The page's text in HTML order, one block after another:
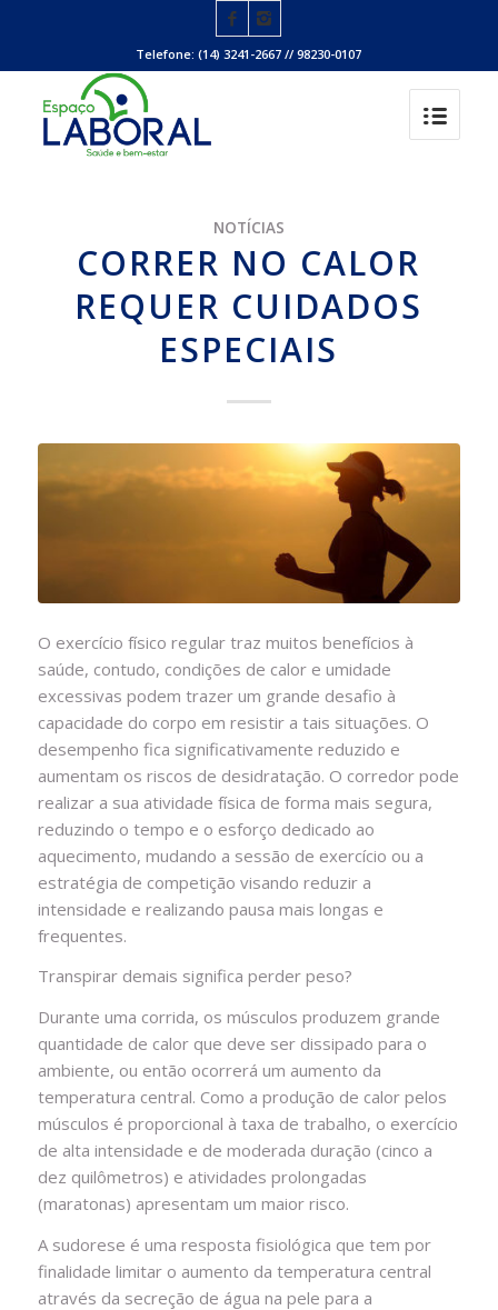
Telefone: (14) 3241-2667 // 98230-0107
NOTÍCIAS
CORRER NO CALOR
REQUER CUIDADOS
ESPECIAIS
O exercício físico regular traz muitos benefícios à
saúde, contudo, condições de calor e umidade
excessivas podem trazer um grande desafio à
capacidade do corpo em resistir a tais situações. O
desempenho fica significativamente reduzido e
aumentam os riscos de desidratação. O corredor pode
realizar a sua atividade física de forma mais segura,
reduzindo o tempo e o esforço dedicado ao
aquecimento, mudando a sessão de exercício ou a
estratégia de competição visando reduzir a
intensidade e realizando pausa mais longas e
frequentes.
Transpirar demais significa perder peso?
Durante uma corrida, os músculos produzem grande
quantidade de calor que deve ser dissipado para o
ambiente, ou então ocorrerá um aumento da
temperatura central. Como a produção de calor pelos
músculos é proporcional à taxa de trabalho, o exercício
de alta intensidade e de moderada duração (cinco a
dez quilômetros) e atividades prolongadas
(maratonas) apresentam um maior risco.
A sudorese é uma resposta fisiológica que tem por
finalidade limitar o aumento da temperatura central
através da secreção de água na pele para a